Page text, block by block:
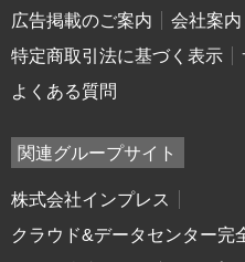
広告掲載のご案内
会社案内
特定商取引法に基づく表示
よくある質問
関連グループサイト
株式会社インプレス
クラウド&データセンター完